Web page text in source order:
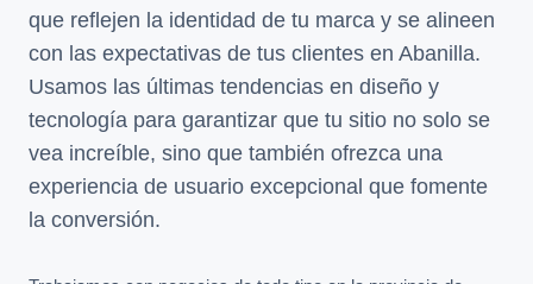
que reflejen la identidad de tu marca y se alineen
con las expectativas de tus clientes en Abanilla.
Usamos las últimas tendencias en diseño y
tecnología para garantizar que tu sitio no solo se
vea increíble, sino que también ofrezca una
experiencia de usuario excepcional que fomente
la conversión.